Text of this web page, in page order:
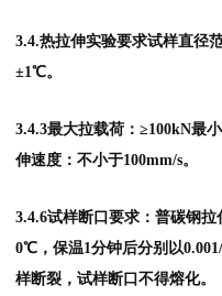
3.4.热拉伸实验要求试样直径
±1℃。
3.4.3最大拉载荷：≥100kN最
伸速度：不小于100mm/s。
3.4.6试样断口要求：普碳钢
0℃，保温1分钟后分别以
样断裂，试样断口不得熔化。